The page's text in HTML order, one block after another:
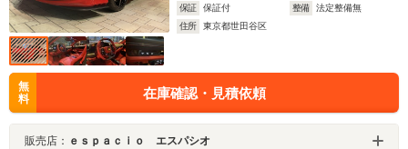
保証
保証付 整備
法定整備無
住所
東京都世田谷区
無
料
在庫確認・見積依頼
販売店： ｅｓｐａｃｉｏ エスパシオ